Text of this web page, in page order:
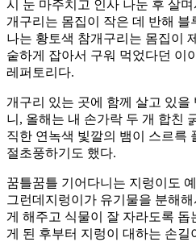
시 눈 마주치고 인사 나눈 후 살
개구리는 몸집이 작은 데 반해
나는 황토색 참개구리는 몸집이
숱하게 잡아서 구워 먹었다던 이
레퍼토리다.
개구리 있는 곳에 함께 살고 있을
니, 올해는 내 손가락 두 개 합친
직한 연녹색 빛깔의 뱀이 스르륵
절초풍하기도 했다.
꿈틀꿈틀 기어다니는 지렁이도
그런데지렁이가 유기물을 분해
게 해주고 식물이 잘 자라도록 돕
게 된 후부터 지렁이 대하는 손길